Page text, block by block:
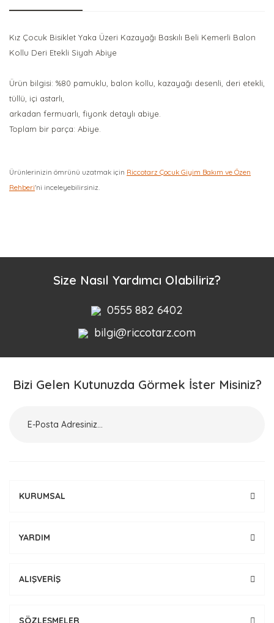
Kız Çocuk Bisiklet Yaka Üzeri Kazayağı Baskılı Beli Kemerli Balon
Kollu Deri Etekli Siyah Abiye
Ürün bilgisi: %80 pamuklu, balon kollu, kazayağı desenli, deri etekli,
tüllü, içi astarlı,
arkadan fermuarlı, fiyonk detaylı abiye.
Toplam bir parça: Abiye.
Ürünlerinizin ömrünü uzatmak için Riccotarz Çocuk Giyim Bakım ve Özen
Rehberi'ni inceleyebilirsiniz.
Size Nasıl Yardımcı Olabiliriz?
0555 882 6402
bilgi@riccotarz.com
Bizi Gelen Kutunuzda Görmek İster Misiniz?
KURUMSAL
YARDIM
ALIŞVERİŞ
SÖZLEŞMELER